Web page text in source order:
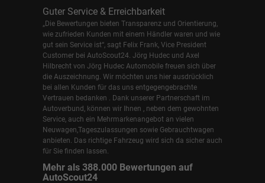
Guter Service & Erreichbarkeit
„Die Bewertungen bieten Transparenz und Orientierung,
wie zufrieden Kunden mit einem Händler waren und wie
gut sein Service ist“, sagt Felix Frank, Vice President
Customer bei AutoScout24. Jörg Hudec und Axel
Hilbrecht von Jörg Hudec Automobile freuen sich über
die Auszeichnung. Wir möchten uns hier ausdrücklich
bei allen Kunden für das uns entgegengebrachte
Vertrauen bedanken . Dank unserer Partnerschaft im
Autoverbund, können wir Ihnen , neben dem gewohnten
Service, auch ein Mehrmarkenangebot an vielen
Neuwagen,Tageszulassungen sowie Gebrauchtwagen
anbieten. Das richtige Fahrzeug wird sich da sicher auch
für Sie finden lassen.
Mehr als 388.000 Bewertungen auf
AutoScout24